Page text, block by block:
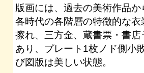
版画には、過去の美術作品
各時代の各階層の特徴的な
擦れ、三方金、蔵書票・書
あり、プレート1枚ノド側小
び図版は美しい状態。